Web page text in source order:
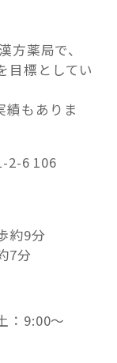
方薬局で、
標としてい
績もありま
2-6 106
約9分
7分
：9:00～